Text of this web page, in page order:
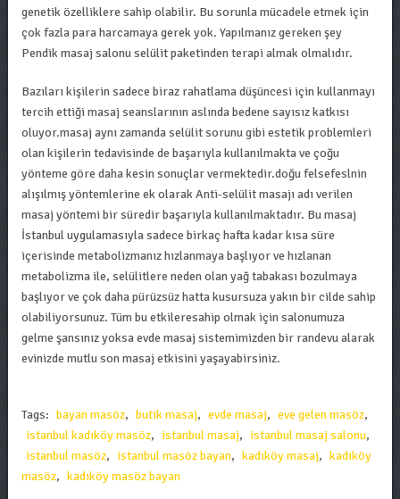
genetik özelliklere sahip olabilir. Bu sorunla mücadele etmek için
çok fazla para harcamaya gerek yok. Yapılmanız gereken şey
Pendik masaj salonu selülit paketinden terapi almak olmalıdır.
Bazıları kişilerin sadece biraz rahatlama düşüncesi için kullanmayı
tercih ettiği masaj seanslarının aslında bedene sayısız katkısı
oluyor.masaj aynı zamanda selülit sorunu gibi estetik problemleri
olan kişilerin tedavisinde de başarıyla kullanılmakta ve çoğu
yönteme göre daha kesin sonuçlar vermektedir.doğu felsefeslnin
alışılmış yöntemlerine ek olarak Anti-selülit masajı adı verilen
masaj yöntemi bir süredir başarıyla kullanılmaktadır. Bu masaj
İstanbul uygulamasıyla sadece birkaç hafta kadar kısa süre
içerisinde metabolizmanız hızlanmaya başlıyor ve hızlanan
metabolizma ile, selülitlere neden olan yağ tabakası bozulmaya
başlıyor ve çok daha pürüzsüz hatta kusursuza yakın bir cilde sahip
olabiliyorsunuz. Tüm bu etkileresahip olmak için salonumuza
gelme şansınız yoksa evde masaj sistemimizden bir randevu alarak
evinizde mutlu son masaj etkisini yaşayabirsiniz.
Tags: bayan masöz, butik masaj, evde masaj, eve gelen masöz,
istanbul kadıköy masöz, istanbul masaj, istanbul masaj salonu,
istanbul masöz, istanbul masöz bayan, kadıköy masaj, kadıköy
masöz, kadıköy masöz bayan